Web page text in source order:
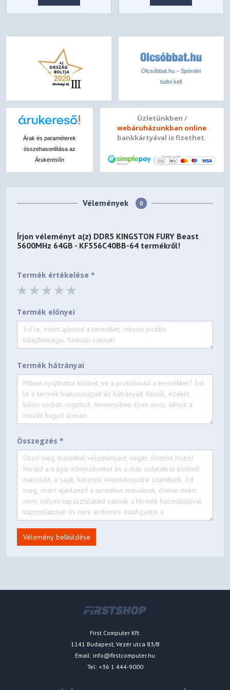
Olcsóbbat.hu – Spórolni
tudni kell
Árak és paraméterek
összehasonlítása az
Árukeresőn
Üzletünkben /
webáruházunkban online
bankkártyával is fizethet.
Vélemények 0
Írjon véleményt a(z) DDR5 KINGSTON FURY Beast
5600MHz 64GB - KF556C40BB-64 termékről!
Termék értékelése *
Termék előnyei
Termék hátrányai
Összegzés *
Vélemény belküldése
First Computer Kft.
1141 Budapest, Vezér utca 83/B
Email: info@firstcomputer.hu
Tel: +36 1 444-9000